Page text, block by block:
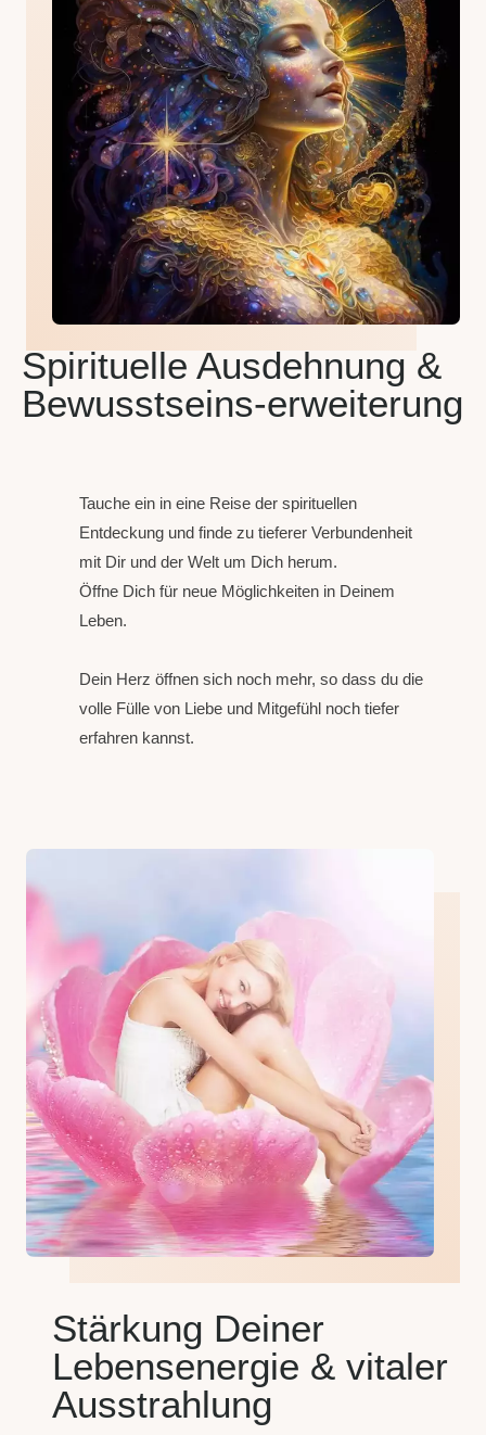
Spirituelle Ausdehnung &
Bewusstseins-erweiterung
Tauche ein in eine Reise der spirituellen
Entdeckung und finde zu tieferer Verbundenheit
mit Dir und der Welt um Dich herum.
Öffne Dich für neue Möglichkeiten in Deinem
Leben.
Dein Herz öffnen sich noch mehr, so dass du die
volle Fülle von Liebe und Mitgefühl noch tiefer
erfahren kannst.
Stärkung Deiner
Lebensenergie & vitaler
Ausstrahlung